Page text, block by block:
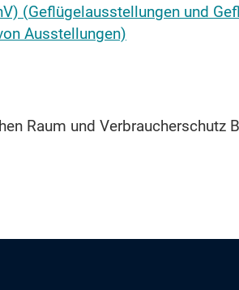
(Geflügelausstellungen und
Ausstellungen)
Raum und Verbraucherschutz